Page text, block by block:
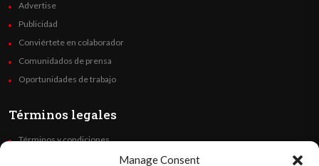
Manage Consent
Advertise
Publicidad
Conviértete en colaborador
Comunidados de prensa
Oportunidades de trabajo
Términos legales
Términos y condiciones